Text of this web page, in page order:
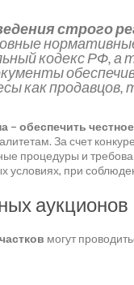
строго
кодекс РФ, а
как продавцов,
– обеспечить
За счет
процедуры и
условиях, при
аукционов
могут